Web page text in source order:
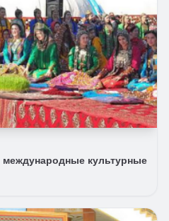
международные культурные